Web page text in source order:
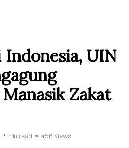
Indonesia, UIN
Zakat
3 min read 456 Views